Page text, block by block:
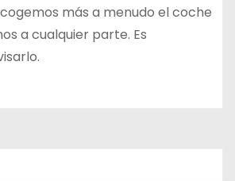
más a menudo el coche
a cualquier parte. Es